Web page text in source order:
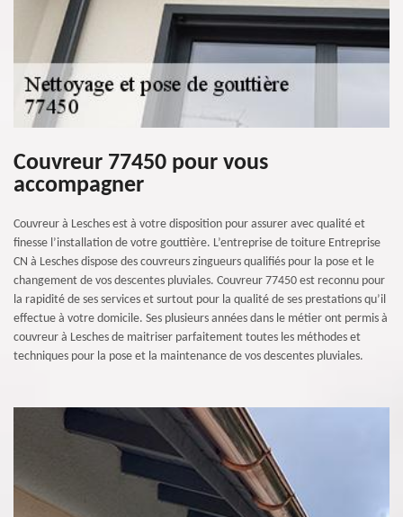
Couvreur 77450 pour vous
accompagner
Couvreur à Lesches est à votre disposition pour assurer avec qualité et
finesse l’installation de votre gouttière. L’entreprise de toiture Entreprise
CN à Lesches dispose des couvreurs zingueurs qualifiés pour la pose et le
changement de vos descentes pluviales. Couvreur 77450 est reconnu pour
la rapidité de ses services et surtout pour la qualité de ses prestations qu’il
effectue à votre domicile. Ses plusieurs années dans le métier ont permis à
couvreur à Lesches de maitriser parfaitement toutes les méthodes et
techniques pour la pose et la maintenance de vos descentes pluviales.